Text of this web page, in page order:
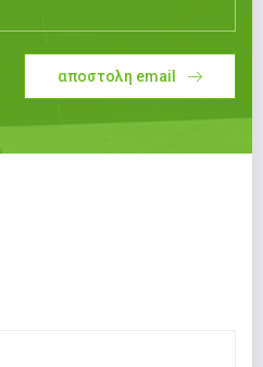
αποστολη email